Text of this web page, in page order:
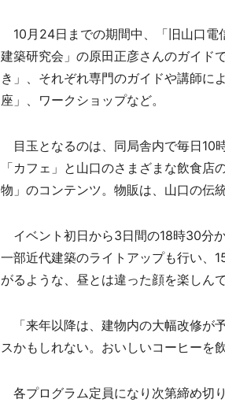
10月24日までの期間中、「旧山口電
建築研究会」の原田正彦さんのガイド
き」、それぞれ専門のガイドや講師に
座」、ワークショップなど。
目玉となるのは、同局舎内で毎日10
「カフェ」と山口のさまざまな飲食
物」のコンテンツ。物販は、山口の伝
イベント初日から3日間の18時30分
一部近代建築のライトアップも行い、
がるような、昼とは違った顔を楽しん
「来年以降は、建物内の大幅改修が
スかもしれない。おいしいコーヒーを
各プログラム定員になり次第締め切